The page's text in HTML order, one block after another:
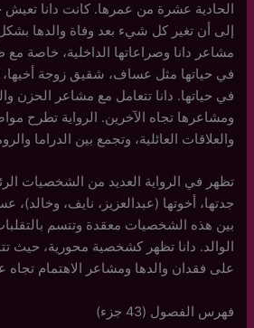
الحادية عشرة من عمرها. كانت دانا تعيش
إلى أن تغير كل شيء بعد وفاة والدها
مشاعر دانا وصراعاتها الداخلية، خاصة
في حياتها مثل عساف، شقيق زوجة أخيها،
في حياتها. دانا تتعامل مع مشاعر الحزن
ومشاعرها تجاه الآخرين. الرواية تطرح
والعلاقات العائلية، وتجمع بين الدراما
تظهر في الرواية العديد من الشخصيات
جدتها، أخوتها (عبدالعزيز، نايف،
بين هذه الشخصيات معقدة وتتسم
الوالد. دانا تظهر كشخصية محورية، حيث
على فقدان والدها ومشاعر الاهتمام
فهرس الفصول (43 جزء)